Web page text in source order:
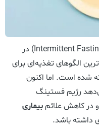
یا روزه‌داری متناوب (Intermittent Fasting) در
الگوهای تغذیه‌ای برای
شده است. اما اکنون
رژیم فستینگ
در کاهش علائمبیماری
داشته باشد.